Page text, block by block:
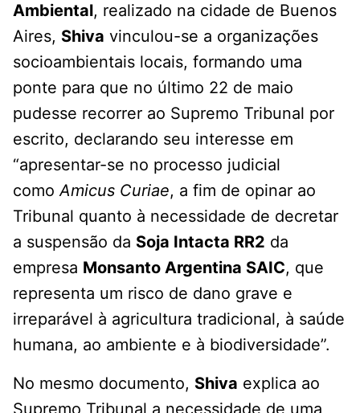
Ambiental, realizado na cidade de Buenos
Aires, Shiva vinculou-se a organizações
socioambientais locais, formando uma
ponte para que no último 22 de maio
pudesse recorrer ao Supremo Tribunal por
escrito, declarando seu interesse em
“apresentar-se no processo judicial
comoAmicus Curiae, a fim de opinar ao
Tribunal quanto à necessidade de decretar
a suspensão da Soja Intacta RR2 da
empresa Monsanto Argentina SAIC, que
representa um risco de dano grave e
irreparável à agricultura tradicional, à saúde
humana, ao ambiente e à biodiversidade”.
No mesmo documento, Shiva explica ao
Supremo Tribunal a necessidade de uma